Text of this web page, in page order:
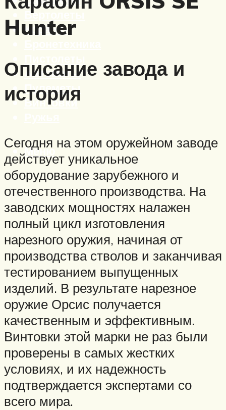
Вертолеты
Корабли
Автоматы
Пулеметы
Винтовки
Меню
Hunter
Описание завода и
история
Сегодня на этом оружейном заводе
действует уникальное
оборудование зарубежного и
отечественного производства. На
заводских мощностях налажен
полный цикл изготовления
нарезного оружия, начиная от
производства стволов и заканчивая
тестированием выпущенных
изделий. В результате нарезное
оружие Орсис получается
качественным и эффективным.
Винтовки этой марки не раз были
проверены в самых жестких
условиях, и их надежность
подтверждается экспертами со
всего мира.